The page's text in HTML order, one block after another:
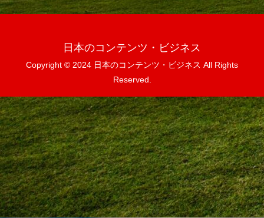
日本のコンテンツ・ビジネス
Copyright © 2024 日本のコンテンツ・ビジネス All Rights
Reserved.